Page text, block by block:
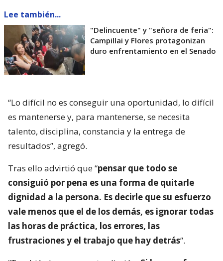
Lee también...
"Delincuente" y "señora de feria":
Campillai y Flores protagonizan
duro enfrentamiento en el Senado
“Lo difícil no es conseguir una oportunidad, lo difícil
es mantenerse y, para mantenerse, se necesita
talento, disciplina, constancia y la entrega de
resultados”, agregó.
Tras ello advirtió que “pensar que todo se
consiguió por pena es una forma de quitarle
dignidad a la persona. Es decirle que su esfuerzo
vale menos que el de los demás, es ignorar todas
las horas de práctica, los errores, las
frustraciones y el trabajo que hay detrás”.